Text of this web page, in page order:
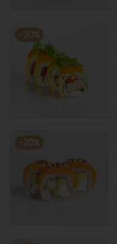
-20%
-20%